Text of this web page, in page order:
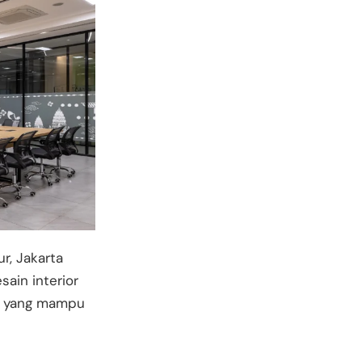
Jakarta
interior
mampu